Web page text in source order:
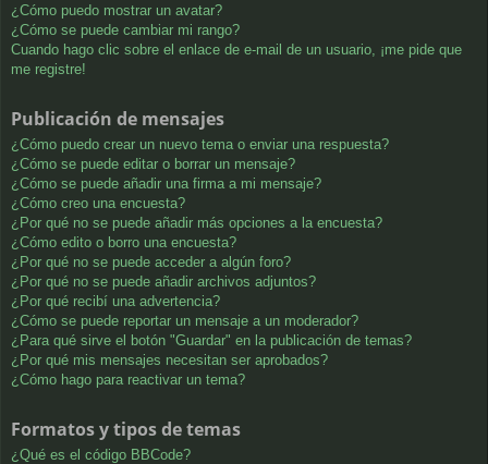
¿Cómo puedo mostrar un avatar?
¿Cómo se puede cambiar mi rango?
Cuando hago clic sobre el enlace de e-mail de un usuario, ¡me pide que
me registre!
Publicación de mensajes
¿Cómo puedo crear un nuevo tema o enviar una respuesta?
¿Cómo se puede editar o borrar un mensaje?
¿Cómo se puede añadir una firma a mi mensaje?
¿Cómo creo una encuesta?
¿Por qué no se puede añadir más opciones a la encuesta?
¿Cómo edito o borro una encuesta?
¿Por qué no se puede acceder a algún foro?
¿Por qué no se puede añadir archivos adjuntos?
¿Por qué recibí una advertencia?
¿Cómo se puede reportar un mensaje a un moderador?
¿Para qué sirve el botón "Guardar" en la publicación de temas?
¿Por qué mis mensajes necesitan ser aprobados?
¿Cómo hago para reactivar un tema?
Formatos y tipos de temas
¿Qué es el código BBCode?